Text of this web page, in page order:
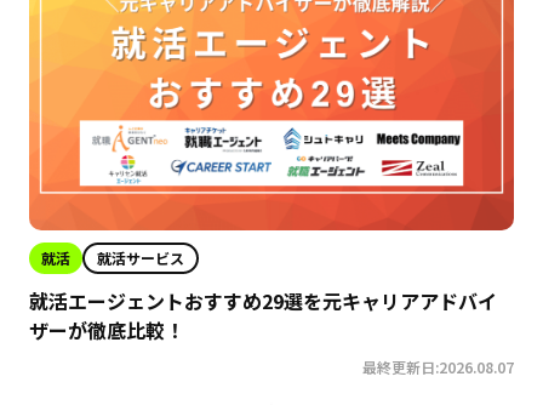
就活 就活サービス
就活エージェントおすすめ29選を元キャリアアドバイ
ザーが徹底比較！
最終更新日:2026.08.07